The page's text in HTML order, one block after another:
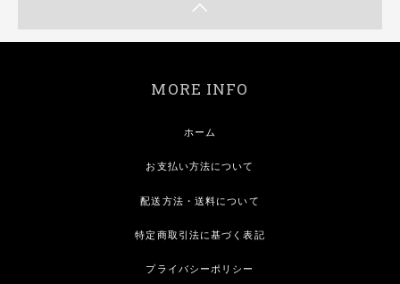
MORE INFO
ホーム
お支払い方法について
配送方法・送料について
特定商取引法に基づく表記
プライバシーポリシー